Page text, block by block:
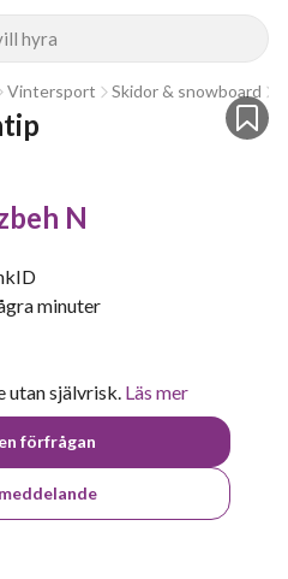
hyra
Vintersport Skidor & snowboard
N
minuter
utan självrisk. Läs mer
förfrågan